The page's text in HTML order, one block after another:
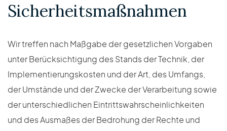
Sicherheitsmaßnahmen
Wir treffen nach Maßgabe der gesetzlichen Vorgaben
unter Berücksichtigung des Stands der Technik, der
Implementierungskosten und der Art, des Umfangs,
der Umstände und der Zwecke der Verarbeitung sowie
der unterschiedlichen Eintrittswahrscheinlichkeiten
und des Ausmaßes der Bedrohung der Rechte und